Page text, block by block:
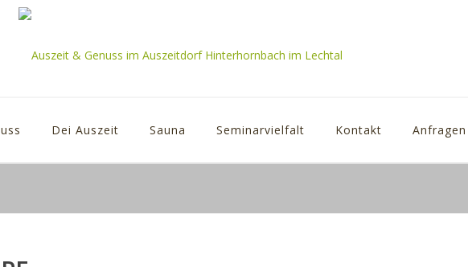
Dei Auszeit Sauna Seminarvielfalt Kontakt Anfragen